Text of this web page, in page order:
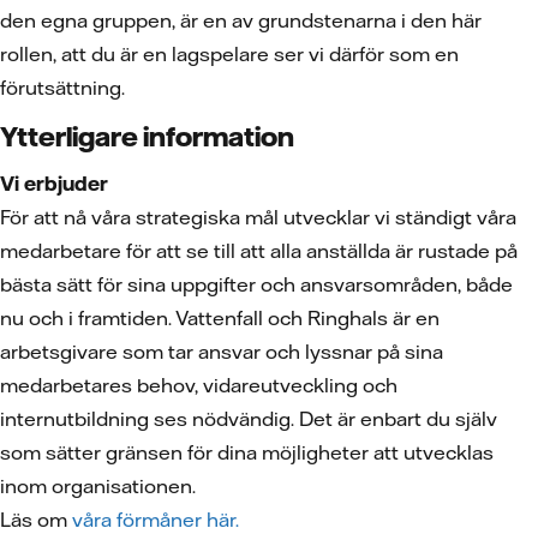
den egna gruppen, är en av grundstenarna i den här
rollen, att du är en lagspelare ser vi därför som en
förutsättning.
Ytterligare information
Vi erbjuder
För att nå våra strategiska mål utvecklar vi ständigt våra
medarbetare för att se till att alla anställda är rustade på
bästa sätt för sina uppgifter och ansvarsområden, både
nu och i framtiden. Vattenfall och Ringhals är en
arbetsgivare som tar ansvar och lyssnar på sina
medarbetares behov, vidareutveckling och
internutbildning ses nödvändig. Det är enbart du själv
som sätter gränsen för dina möjligheter att utvecklas
inom organisationen.
Läs om våra förmåner här.